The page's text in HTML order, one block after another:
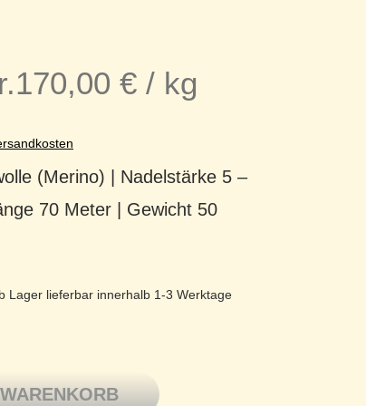
170,00 € / kg
(Merino) | Nadelstärke 5 –
70 Meter | Gewicht 50
Lager lieferbar innerhalb 1-3 Werktage
The Merry Merino 70 GOTS zertifizierte dickere